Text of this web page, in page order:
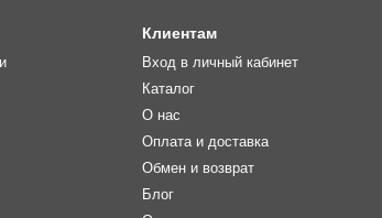
Клиентам
Вход в личный кабинет
Каталог
О нас
Оплата и доставка
Обмен и возврат
Блог